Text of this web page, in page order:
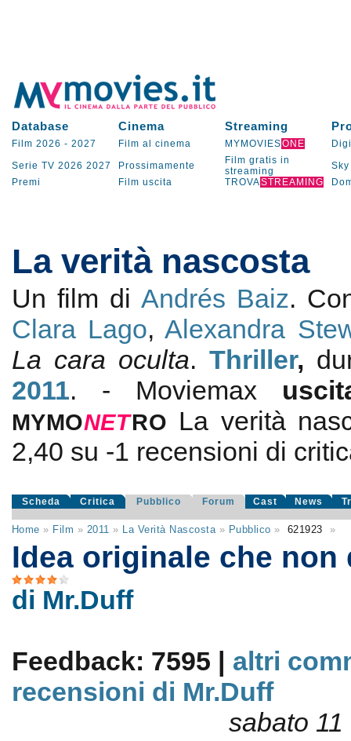
Database Cinema Streaming
Film 2026 - 2027 Film al cinema MYMOVIESONE
Serie TV 2026 2027 Prossimamente
Film gratis in
streaming
Sky
Premi
Film uscita TROVASTREAMING
La verità nascosta
Un film di Andrés Baiz.
Clara Lago,Alexandra
La cara oculta. Thriller,
2011. - Moviemax
MYMONETRO La verità
2,40 su -1 recensioni di
Scheda Critica Pubblico Forum Cast News
Home » Film » 2011 » La Verità Nascosta» Pubblico » 621923 »
Idea originale che non
di Mr.Duff
Feedback: 7595 | altri
recensioni di Mr.Duff
sabato